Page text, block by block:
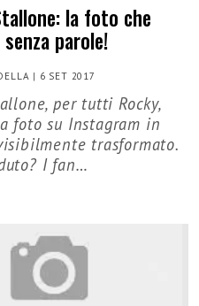
la foto che
parole!
| 6 SET 2017
per tutti Rocky,
foto su Instagram in
trasformato.
I fan…